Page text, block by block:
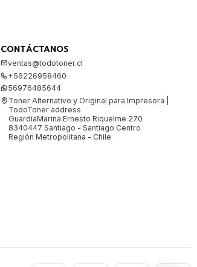
CONTÁCTANOS
ventas@todotoner.cl
+56226958460
56976485644
Toner Alternativo y Original para Impresora |
TodoToner address
GuardiaMarina Ernesto Riquelme 270
8340447 Santiago - Santiago Centro
Región Metropolitana - Chile